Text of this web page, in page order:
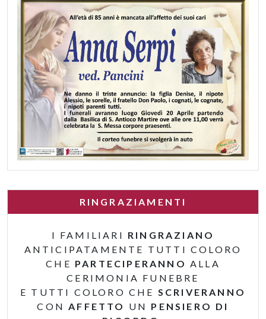
RINGRAZIAMENTI
I FAMILIARI RINGRAZIANO
ANTICIPATAMENTE TUTTI COLORO
CHE PARTECIPERANNO ALLA
CERIMONIA FUNEBRE
E TUTTI COLORO CHE SCRIVERANNO
CONAFFETTO UN PENSIERO DI